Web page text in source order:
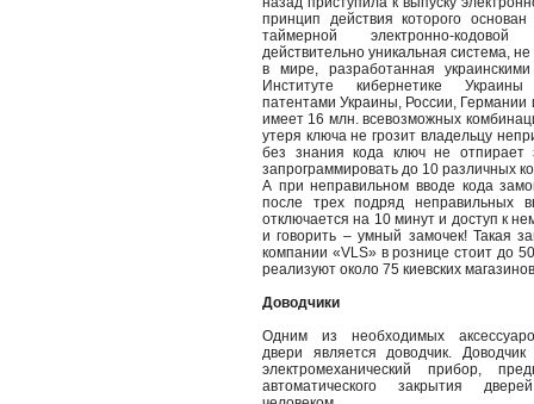
принцип действия которого
таймерной электронно-
действительно уникальная система,
в мире, разработанная
Институте кибернетике
патентами Украины, России,
имеет 16 млн. всевозможных
утеря ключа не грозит владельцу
без знания кода ключ не
запрограммировать до 10 различных
А при неправильном вводе кода
после трех подряд неправильных
отключается на 10 минут и доступ к
и говорить – умный замочек! Такая
компании «VLS» в рознице стоит до
реализуют около 75 киевских
Доводчики
Одним из необходимых
двери является доводчик.
электромеханический прибор,
автоматического закрытия